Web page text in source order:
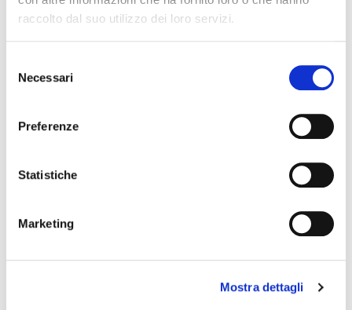
raccolto dal suo utilizzo dei loro servizi.
delNecessari
Preferenze
Statistiche
Marketing
Mostra dettagli